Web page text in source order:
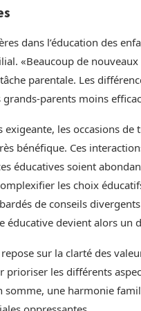
dans l’éducation des
«Beaucoup de nouveaux
parentale. Les
grands-parents moins
exigeante, les occasions
bénéfique. Ces
éducatives soient
les choix
de conseils
éducative devient alors un
sur la clarté des
prioriser les différents
somme, une harmonie